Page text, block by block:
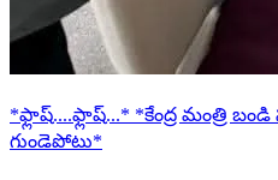
*ఫ్లాష్....ఫ్లాష్...* *కేంద్ర మంత్రి
గుండెపోటు*